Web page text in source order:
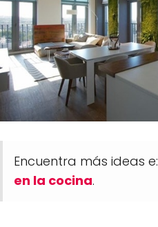
Encuentra más ideas e:
en la cocina.